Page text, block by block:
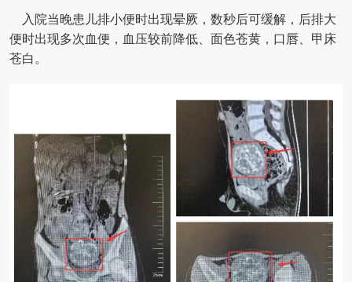
入院当晚患儿排小便时出现晕厥，数秒后可缓解，后排大
便时出现多次血便，血压较前降低、面色苍黄，口唇、甲床
苍白。